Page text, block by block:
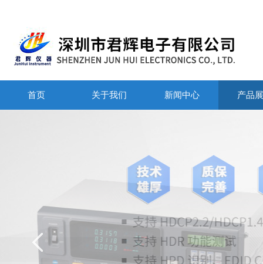
首页 关于我们 新闻中心 产品